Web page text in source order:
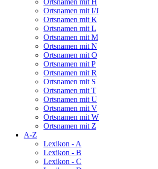
Ortsnamen mit H
Ortsnamen mit I/J
Ortsnamen mit K
Ortsnamen mit L
Ortsnamen mit M
Ortsnamen mit N
Ortsnamen mit O
Ortsnamen mit P
Ortsnamen mit R
Ortsnamen mit S
Ortsnamen mit T
Ortsnamen mit U
Ortsnamen mit V
Ortsnamen mit W
Ortsnamen mit Z
A-Z
Lexikon - A
Lexikon - B
Lexikon - C